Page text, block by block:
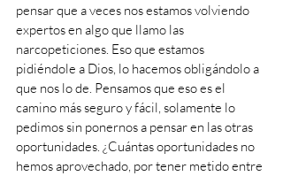
pensar que a veces nos estamos volviendo
expertos en algo que llamo las
narcopeticiones. Eso que estamos
pidiéndole a Dios, lo hacemos obligándolo a
que nos lo de. Pensamos que eso es el
camino más seguro y fácil, solamente lo
pedimos sin ponernos a pensar en las otras
oportunidades. ¿Cuántas oportunidades no
hemos aprovechado, por tener metido entre